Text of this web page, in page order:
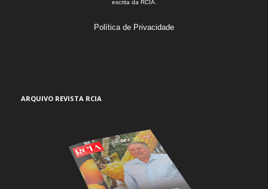
escrita da RCIA.
Política de Privacidade
ARQUIVO REVISTA RCIA